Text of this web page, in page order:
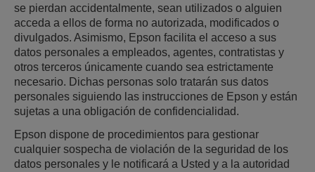
se pierdan accidentalmente, sean utilizados o alguien
acceda a ellos de forma no autorizada, modificados o
divulgados. Asimismo, Epson facilita el acceso a sus
datos personales a empleados, agentes, contratistas y
otros terceros únicamente cuando sea estrictamente
necesario. Dichas personas solo tratarán sus datos
personales siguiendo las instrucciones de Epson y están
sujetas a una obligación de confidencialidad.
Epson dispone de procedimientos para gestionar
cualquier sospecha de violación de la seguridad de los
datos personales y le notificará a Usted y a la autoridad